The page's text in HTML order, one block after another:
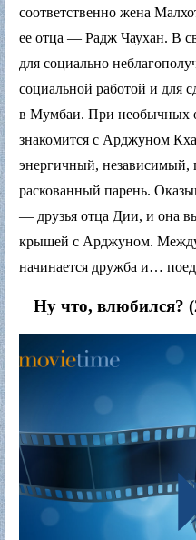
соответственно жена
ее отца — Радж Чаухан. В
для социально
социальной работой и для
в Мумбаи. При необычных
знакомится с Арджуном
энергичный,
раскованный парень.
— друзья отца Дии, и она
крышей с Арджуном.
начинается дружба и…
Ну что, влюбился?